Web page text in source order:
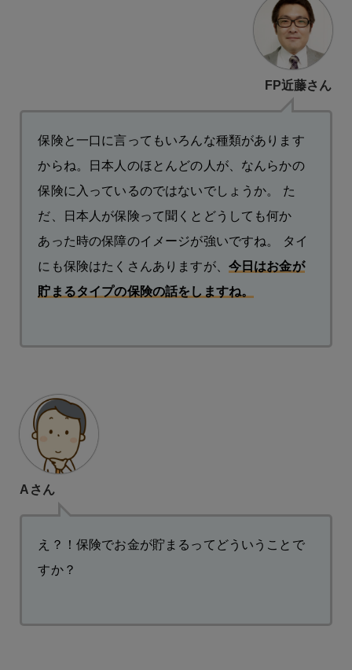
FP近藤さん
保険と一口に言ってもいろんな種類があります
からね。日本人のほとんどの人が、なんらかの
保険に入っているのではないでしょうか。 た
だ、日本人が保険って聞くとどうしても何か
あった時の保障のイメージが強いですね。 タイ
にも保険はたくさんありますが、 今日はお金が
貯まるタイプの保険の話をしますね。
Aさん
え？！保険でお金が貯まるってどういうことで
すか？